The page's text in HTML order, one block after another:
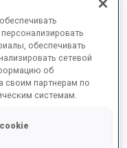
обеспечивать
сетевой
об
своим партнерам по
системам.